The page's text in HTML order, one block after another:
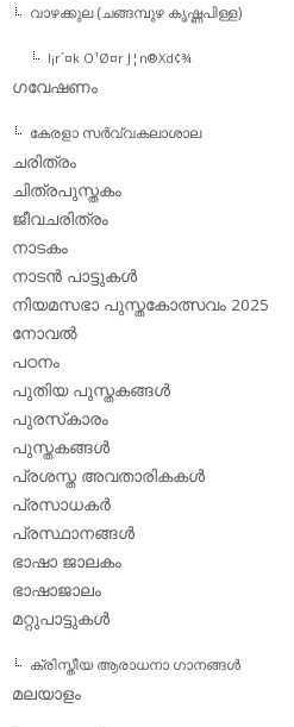
വാഴക്കുല (ചങ്ങമ്പുഴ കൃഷ്ണപിള്ള)
l¡r´¤k O¹Ø¤r J¦n®Xd¢¾
ഗവേഷണം
കേരളാ സര്‍വ്വകലാശാല
ചരിത്രം
ചിത്രപുസ്തകം
ജീവചരിത്രം
നാടകം
നാടന്‍ പാട്ടുകള്‍
നിയമസഭാ പുസ്തകോത്സവം 2025
നോവല്‍
പഠനം
പുതിയ പുസ്തകങ്ങള്‍
പുരസ്‌കാരം
പുസ്തകങ്ങള്‍
പ്രശസ്ത അവതാരികകള്‍
പ്രസാധകര്‍
പ്രസ്ഥാനങ്ങള്‍
ഭാഷാ ജാലകം
ഭാഷാജാലം
മറ്റുപാട്ടുകള്‍
ക്രിസ്തീയ ആരാധനാ ഗാനങ്ങള്‍
മലയാളം